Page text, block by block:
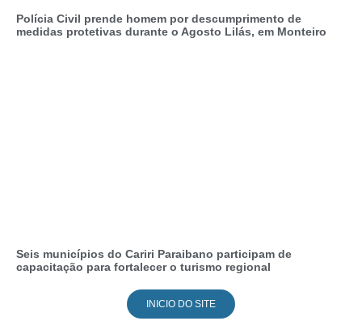
Polícia Civil prende homem por descumprimento de
medidas protetivas durante o Agosto Lilás, em Monteiro
Seis municípios do Cariri Paraibano participam de
capacitação para fortalecer o turismo regional
INICIO DO SITE